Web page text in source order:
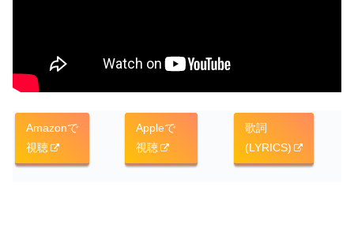
Amazonで
視聴
Appleで
視聴
歌詞
(LYRICS)